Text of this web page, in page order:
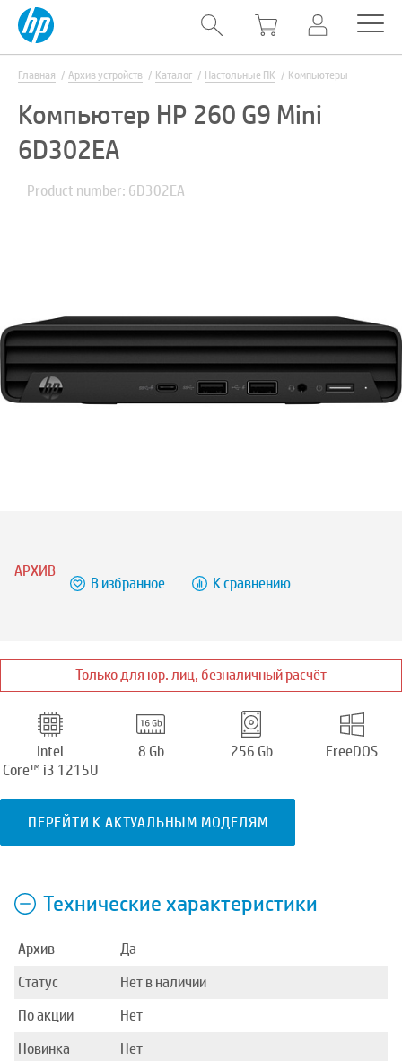
Главная Архив устройств Каталог Настольные ПК Компьютеры
Компьютер HP 260 G9 Mini
6D302EA
Product number: 6D302EA
АРХИВ
В избранное К сравнению
Только для юр. лиц, безналичный расчёт
Intel
Core™ i3 1215U
8 Gb 256 Gb FreeDOS
ПЕРЕЙТИ К АКТУАЛЬНЫМ МОДЕЛЯМ
Технические характеристики
Архив
Да
Статус
Нет в наличии
По акции
Нет
Новинка
Нет